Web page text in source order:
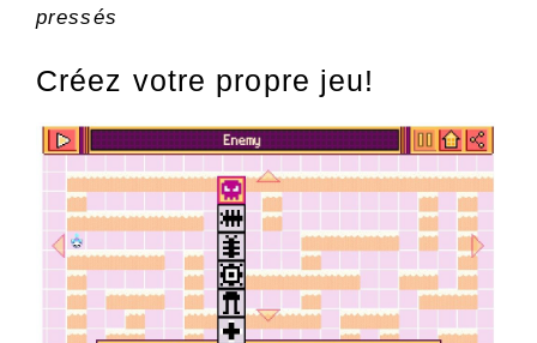
pressés
Créez votre propre jeu!